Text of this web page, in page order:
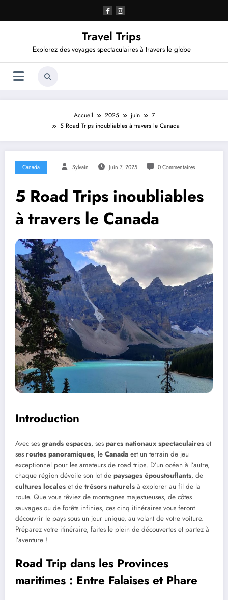
contenu
Travel Trips
Explorez des voyages spectaculaires à travers le globe
Accueil 2025 juin
7
5 Road Trips inoubliables à travers le Canada
Canada Sylvain Juin 7, 2025 0 Commentaires
5 Road Trips inoubliables
à travers le Canada
Introduction
Avec ses grands espaces, ses parcs nationaux spectaculaires et
ses routes panoramiques, le Canada est un terrain de jeu
exceptionnel pour les amateurs de road trips. D’un océan à l’autre,
chaque région dévoile son lot de paysages époustouflants, de
cultures locales et de trésors naturels à explorer au fil de la
route. Que vous rêviez de montagnes majestueuses, de côtes
sauvages ou de forêts infinies, ces cinq itinéraires vous feront
découvrir le pays sous un jour unique, au volant de votre voiture.
Préparez votre itinéraire, faites le plein de découvertes et partez à
l’aventure !
Road Trip dans les Provinces
maritimes : Entre Falaises et Phare